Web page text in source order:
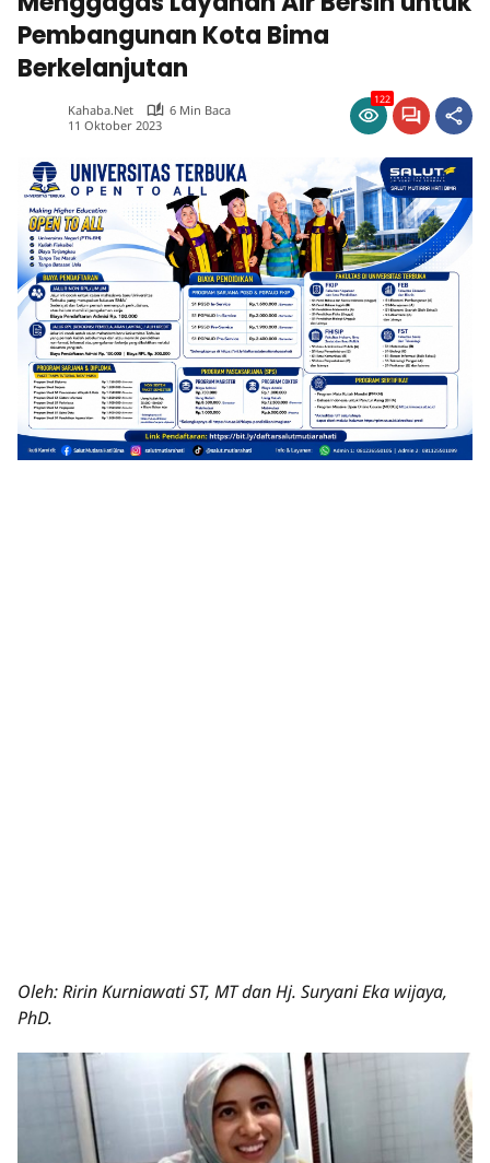
Pembangunan Kota Bima
Berkelanjutan
Kahaba.net
6 Min Baca
11 Oktober 2023
122
Oleh: Ririn Kurniawati ST, MT dan Hj. Suryani Eka wijaya,
PhD.